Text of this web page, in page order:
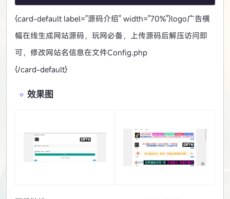
{card-default label="源码介绍" width="70%"}logo广告横
幅在线生成网站源码，玩网必备，上传源码后解压访问即
可，修改网站名信息在文件Config.php
{/card-default}
效果图